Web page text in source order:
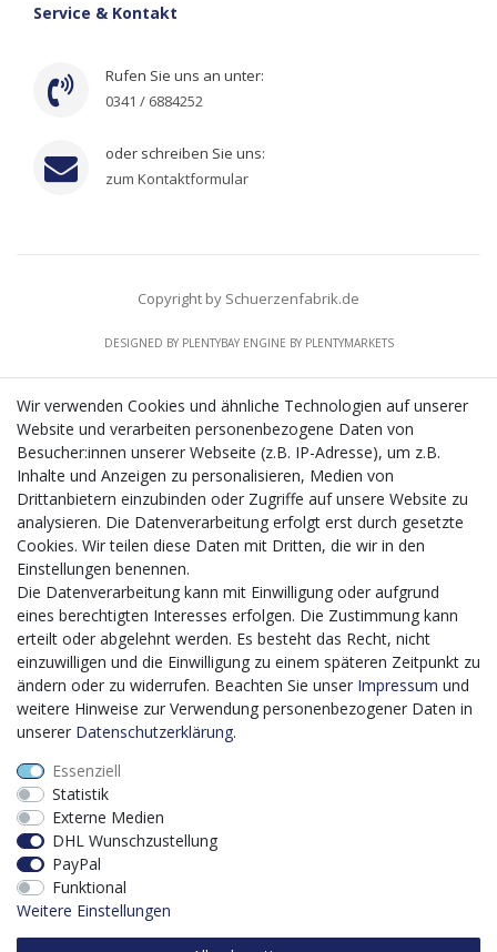
Service & Kontakt
Rufen Sie uns an unter:
0341 / 6884252
oder schreiben Sie uns:
zum Kontaktformular
Copyright by Schuerzenfabrik.de
DESIGNED BY PLENTYBAYENGINE BY PLENTYMARKETS
CMS-Softwaresystems zur digitalen Optimierung
von Geschäftsprozessen
Mit dem vorgenannten Projekt, welches im Zeitraum vom
20.12.2023 bis zum 29.02.2024 im Rahmen des
Förderprogrammes Digitalisierung Zuschuss EFRE 2021
bis 2027 umgesetzt wird, möchten wir in die Anschaffung
eines Content-Management-Systems (CMS-
Softwaresystem) investieren, um unseren Online-Shop
künftig selbst verwalten zu können. Diese Software dient
der effizienteren gemeinschaftlichen Erstellung,
Bearbeitung, Organisation und Darstellung digitaler
Inhalte (Content) in unserem Unternehmen. Dies ist
insbesondere für den Vertrieb von Bedeutung. Bisher
Software digitalisiert werden was zu einer enormen
Zeitersparnis führt.
Dieses Vorhaben wird kofinanziert von der Europäischen
Union mithilfe von EFRE-Mitteln sowie durch Steuermittel
auf der Grundlage des vom Sächsischen Landtag
beschlossenen Haushaltes.
Wir verwenden Cookies und ähnliche Technologien auf unserer
Website und verarbeiten personenbezogene Daten von
Besucher:innen unserer Webseite (z.B. IP-Adresse), um z.B.
Inhalte und Anzeigen zu personalisieren, Medien von
Drittanbietern einzubinden oder Zugriffe auf unsere Website zu
analysieren. Die Datenverarbeitung erfolgt erst durch gesetzte
Cookies. Wir teilen diese Daten mit Dritten, die wir in den
Einstellungen benennen.
Die Datenverarbeitung kann mit Einwilligung oder aufgrund
eines berechtigten Interesses erfolgen. Die Zustimmung kann
erteilt oder abgelehnt werden. Es besteht das Recht, nicht
einzuwilligen und die Einwilligung zu einem späteren Zeitpunkt zu
ändern oder zu widerrufen. Beachten Sie unser Impressum und
weitere Hinweise zur Verwendung personenbezogener Daten in
unserer Daten­schutz­erklärung.
Essenziell
Statistik
Externe Medien
DHL Wunschzustellung
PayPal
Funktional
Weitere Einstellungen